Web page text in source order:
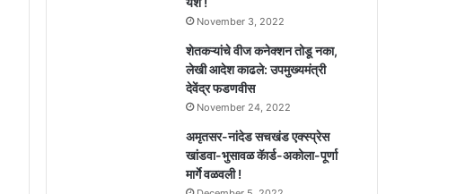
November 3, 2022
शेतकऱ्यांचे वीज कनेक्शन तोडू नका,
लेखी आदेश काढले: उपमुख्यमंत्री
देवेंद्र फडणवीस
November 24, 2022
अमृतसर-नांदेड सचखंड एक्स्प्रेस
खांडवा-भुसावळ कॅार्ड-अकोला-पूर्णा
मार्गे वळवली !